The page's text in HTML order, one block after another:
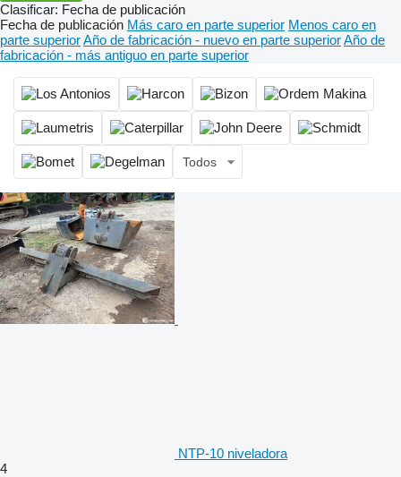
Clasificar: Fecha de publicación
Fecha de publicación Más caro en parte superior Menos caro en
parte superiorAño de fabricación - nuevo en parte superiorAño de
fabricación - más antiguo en parte superior
Todos
NTP-10 niveladora
4